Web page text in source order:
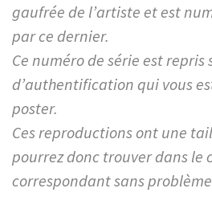
gaufrée de l’artiste et est
par ce dernier.
Ce numéro de série est
d’authentification qui vous
poster.
Ces reproductions ont une
pourrez donc trouver dans le
correspondant sans